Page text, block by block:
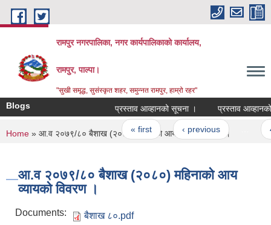
Skip to main content
रामपुर नगरपालिका, नगर कार्यपालिकाको कार्यालय,
रामपुर, पाल्पा।
"सुखी समृद्ध, सुसंस्कृत शहर, समुन्नत रामपुर, हाम्रो रहर"
Blogs प्रस्ताव आव्हानको सूचना । प्रस्ताव आव्हानको
Pages
« first ‹ previous
You are here
Home » आ.व २०७९/८० बैशाख (२०८०) महिनाको आय व्यायको विवरण ।
आ.व २०७९/८० बैशाख (२०८०) महिनाको आय
व्यायको विवरण ।
Documents: बैशाख ८०.pdf